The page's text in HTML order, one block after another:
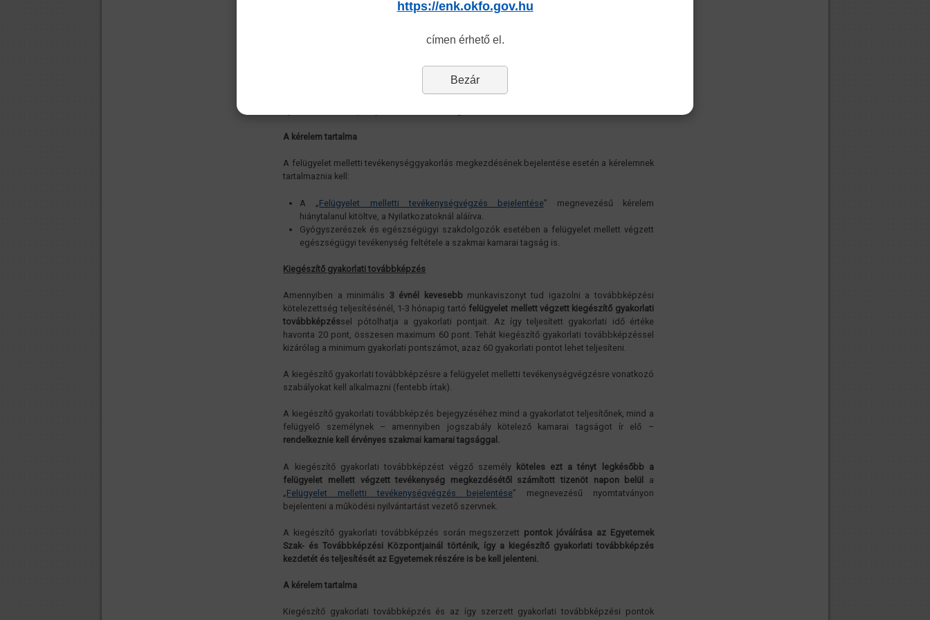
Nincs helye felügyelet melletti munkavégzésnek azon szakképesítés tekintetében, amelyre az
vonatkozásában önálló munkavégzésre jogosult, felügyeletre nincs szüksége.
A felügyelet melletti munkavégzést a működési nyilvántartásba bejegyezzük, és arról
határozatot küldünk mind az egészségügyi tevékenységet felügyelet mellett végző, mind a
felügyeletet ellátó személy részére. A tevékenységvégzés jogszerűsége a működési
A kérelem tartalma
A felügyelet melletti tevékenységgyakorlás megkezdésének bejelentése esetén a kérelemnek
tartalmaznia kell:
A „Felügyelet melletti tevékenységvégzés bejelentése” megnevezésű kérelem
hiánytalanul kitöltve, a Nyilatkozatoknál aláírva.
Gyógyszerészek és egészségügyi szakdolgozók esetében a felügyelet mellett végzett
egészségügyi tevékenység feltétele a szakmai kamarai tagság is.
Kiegészítő gyakorlati továbbképzés
Amennyiben a minimális 3 évnél kevesebbmunkaviszonyt tud igazolni a továbbképzési
kötelezettség teljesítésénél, 1-3 hónapig tartó felügyelet mellett végzett kiegészítő gyakorlati
továbbképzéssel pótolhatja a gyakorlati pontjait. Az így teljesített gyakorlati idő értéke
havonta 20 pont, összesen maximum 60 pont. Tehát kiegészítő gyakorlati továbbképzéssel
kizárólag a minimum gyakorlati pontszámot, azaz 60 gyakorlati pontot lehet teljesíteni.
A kiegészítő gyakorlati továbbképzésre a felügyelet melletti tevékenységvégzésre vonatkozó
szabályokat kell alkalmazni (fentebb írtak).
A kiegészítő gyakorlati továbbképzés bejegyzéséhez mind a gyakorlatot teljesítőnek, mind a
felügyelő személynek – amennyiben jogszabály kötelező kamarai tagságot ír elő –
rendelkeznie kell érvényes szakmai kamarai tagsággal.
A kiegészítő gyakorlati továbbképzést végző személy köteles ezt a tényt legkésőbb a
felügyelet mellett végzett tevékenység megkezdésétől számított tizenöt napon belül a
„Felügyelet melletti tevékenységvégzés bejelentése” megnevezésű nyomtatványon
bejelenteni a működési nyilvántartást vezető szervnek.
A kiegészítő gyakorlati továbbképzés során megszerzett pontok jóváírása az Egyetemek
Szak- és Továbbképzési Központjainál történik, így a kiegészítő gyakorlati továbbképzés
kezdetét és teljesítését az Egyetemek részére is be kell jelenteni.
A kérelem tartalma
Kiegészítő gyakorlati továbbképzés és az így szerzett gyakorlati továbbképzési pontok
https://enk.okfo.gov.hu
címen érhető el.
Bezár